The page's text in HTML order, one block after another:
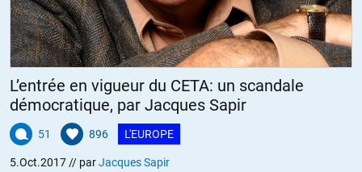
L’entrée en vigueur du CETA: un scandale
démocratique, par Jacques Sapir
51 896 L'EUROPE
5.Oct.2017 // parJacques Sapir